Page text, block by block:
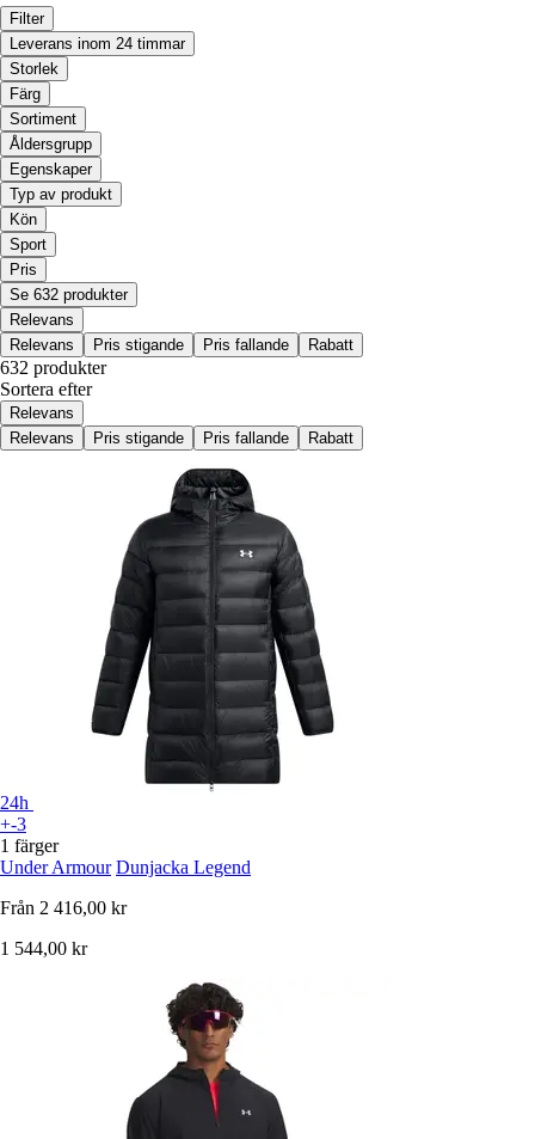
Filter
Leverans inom 24 timmar
Storlek
Färg
Sortiment
Åldersgrupp
Egenskaper
Typ av produkt
Kön
Sport
Pris
Se 632 produkter
Relevans
Relevans
Pris stigande Pris fallande Rabatt
632 produkter
Sortera efter
Relevans
Relevans
Pris stigande Pris fallande Rabatt
24h
+-3
1 färger
Under Armour Dunjacka Legend
Från 2 416,00 kr
1 544,00 kr